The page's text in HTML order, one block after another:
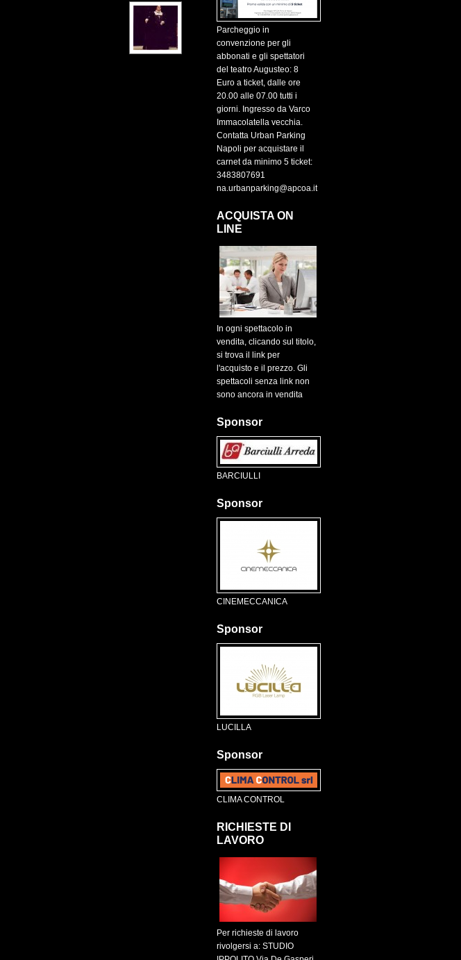
Parcheggio in
convenzione per gli
abbonati e gli spettatori
del teatro Augusteo: 8
Euro a ticket, dalle ore
20.00 alle 07.00 tutti i
giorni. Ingresso da Varco
Immacolatella vecchia.
Contatta Urban Parking
Napoli per acquistare il
carnet da minimo 5 ticket:
3483807691
na.urbanparking@apcoa.it
ACQUISTA ON
LINE
In ogni spettacolo in
vendita, clicando sul titolo,
si trova il link per
l'acquisto e il prezzo. Gli
spettacoli senza link non
sono ancora in vendita
Sponsor
BARCIULLI
Sponsor
CINEMECCANICA
Sponsor
LUCILLA
Sponsor
CLIMA CONTROL
RICHIESTE DI
LAVORO
Per richieste di lavoro
rivolgersi a: STUDIO